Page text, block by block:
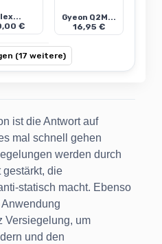
€
Gyeon Q2M...
16,95 €
(17 weitere)
ist die Antwort auf
mal schnell gehen
werden durch
die
statisch macht. Ebenso
Versiegelung, um
und den